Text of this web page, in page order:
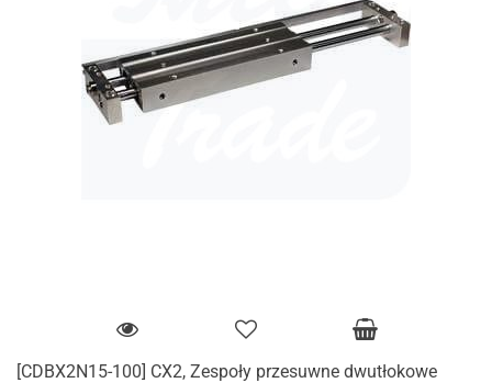
[CDBX2N15-100] CX2, Zespoły przesuwne dwutłokowe